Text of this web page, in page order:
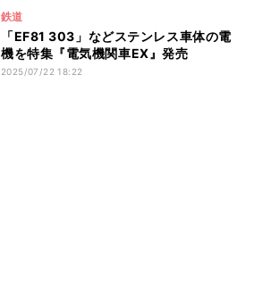
鉄道
「EF81 303」などステンレス車体の電
機を特集『電気機関車EX』発売
2025/07/22 18:22